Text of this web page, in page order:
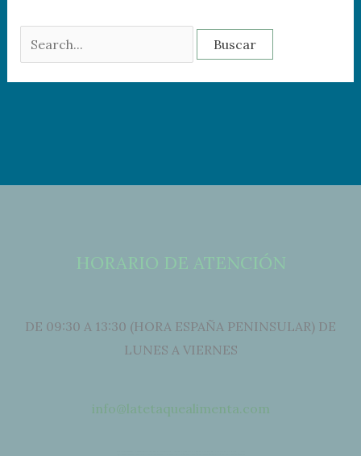
HORARIO DE ATENCIÓN
DE 09:30 A 13:30 (HORA ESPAÑA PENINSULAR) DE
LUNES A VIERNES
info@latetaquealimenta.com